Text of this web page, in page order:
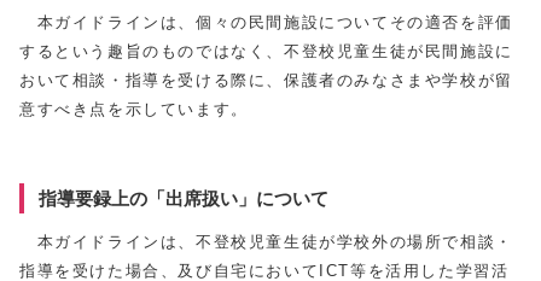
本ガイドラインは、個々の民間施設についてその適否を評価
するという趣旨のものではなく、不登校児童生徒が民間施設に
おいて相談・指導を受ける際に、保護者のみなさまや学校が留
意すべき点を示しています。
指導要録上の「出席扱い」について
本ガイドラインは、不登校児童生徒が学校外の場所で相談・
指導を受けた場合、及び自宅においてICT等を活用した学習活